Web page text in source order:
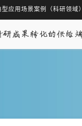
应用场景案例（科研领域）